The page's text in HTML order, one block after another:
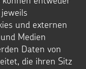
und externen
Medien
Daten von
die ihren Sitz